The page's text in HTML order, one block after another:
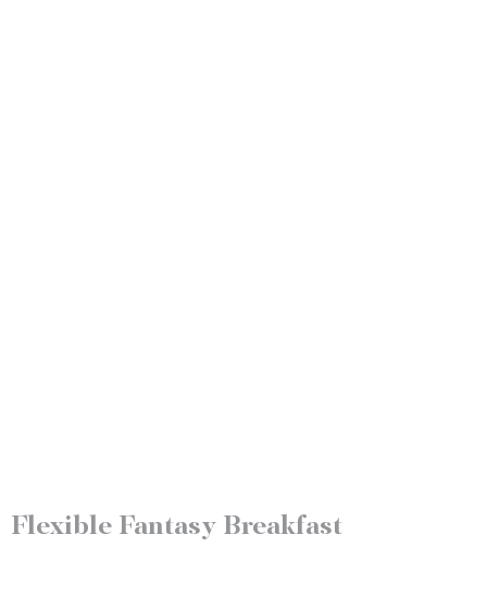
Flexible Fantasy Breakfast